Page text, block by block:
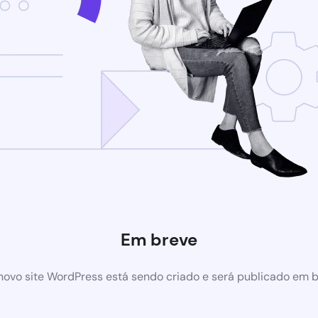
Em breve
site WordPress está sendo criado e será publicado em